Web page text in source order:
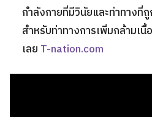
กำลังกายที่มีวินัยและท่าทางที่
สำหรับท่าทางการเพิ่มกล้ามเ
เลย T-nation.com